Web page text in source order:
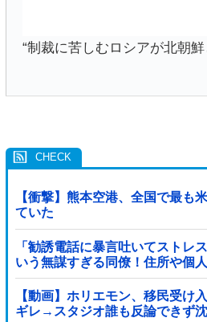
“制裁に苦しむロシアが北朝鮮
【衝撃】熊本空港、全国で最も
ていた
「勧誘電話に暴言吐いてストレ
いう無謀すぎる同僚！住所や個
すら理解できない頭の弱さに絶句
【動画】ホリエモン、移民受け
ギレ→スタジオ誰も反論できず